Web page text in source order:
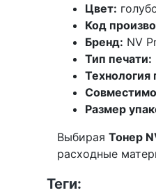
Цвет:
Код
Бренд: NV
Тип печати:
Технология
Размер
Выбирая Тонер
расходные
Теги: